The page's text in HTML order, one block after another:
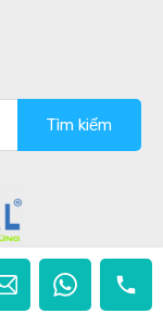
cho:
rõ nguồn